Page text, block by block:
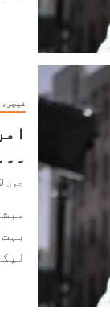
جون 20, 2023